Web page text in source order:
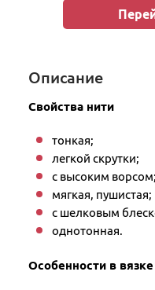
Описание
Свойства нити
тонкая;
легкой скрутки;
с высоким ворсом;
мягкая, пушистая;
с шелковым
однотонная.
Особенности в вязке